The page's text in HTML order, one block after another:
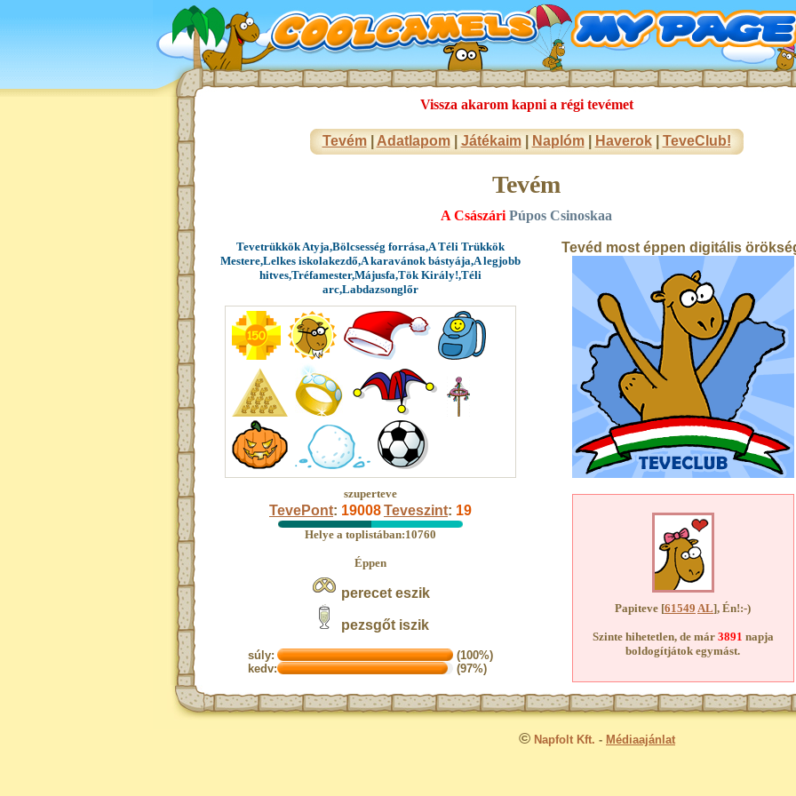
Vissza akarom kapni a régi tevémet
Tevém| Adatlapom| Játékaim| Naplóm| Haverok| TeveClub!
Tevém
A Császári Púpos Csinoskaa
Tevetrükkök Atyja,Bölcsesség forrása,A Téli Trükkök
Mestere,Lelkes iskolakezdő,A karavánok bástyája,A legjobb
hitves,Tréfamester,Májusfa,Tök Király!,Téli
arc,Labdazsonglőr
szuperteve
TevePont: 19008Teveszint: 19
Helye a toplistában:10760
Éppen
perecet eszik
pezsgőt iszik
súly:
(100%)
kedv:
(97%)
Tevéd most éppen digitális
Papiteve [61549 AL], Én!:-)
Szinte hihetetlen, de már 3891 napja
boldogítjátok egymást.
© Napfolt Kft. - Médiaajánlat